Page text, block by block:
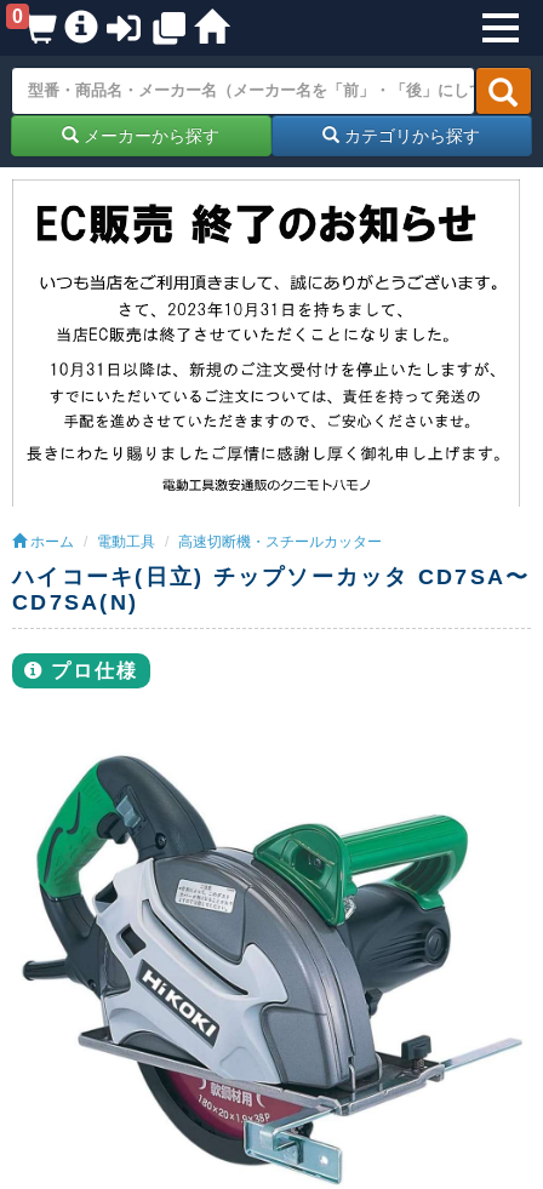
0
メーカーから探す カテゴリから探す
ホーム 電動工具 高速切断機・スチールカッター
ハイコーキ(日立) チップソーカッタ CD7SA〜
CD7SA(N)
プロ仕様